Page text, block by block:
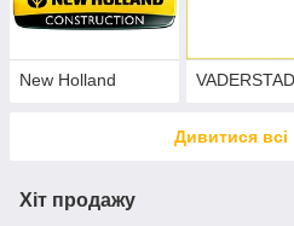
New Holland VADERSTAD
Дивитися всі
Хіт продажу